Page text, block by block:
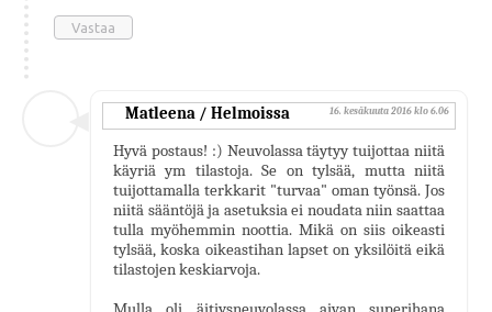
Vastaa
Matleena / Helmoissa 16. kesäkuuta 2016 klo 6.06
Hyvä postaus! :) Neuvolassa täytyy tuijottaa niitä
käyriä ym tilastoja. Se on tylsää, mutta niitä
tuijottamalla terkkarit "turvaa" oman työnsä. Jos
niitä sääntöjä ja asetuksia ei noudata niin saattaa
tulla myöhemmin noottia. Mikä on siis oikeasti
tylsää, koska oikeastihan lapset on yksilöitä eikä
tilastojen keskiarvoja.